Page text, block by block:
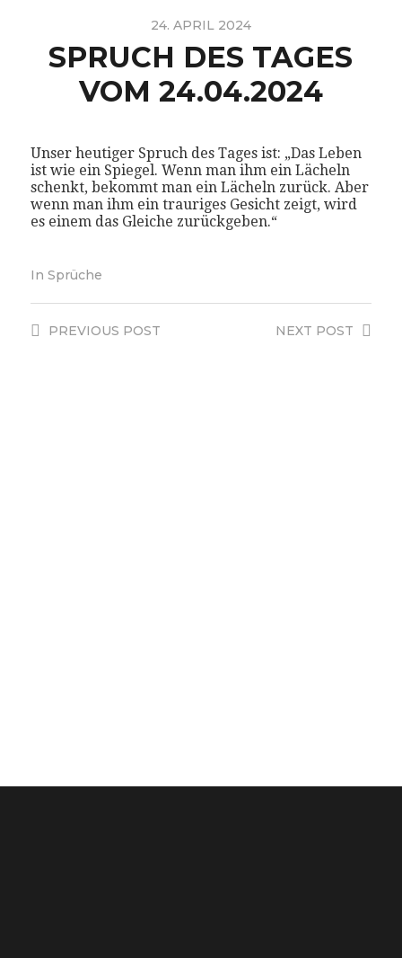
24. APRIL 2024
SPRUCH DES TAGES
VOM 24.04.2024
Unser heutiger Spruch des Tages ist: „Das Leben
ist wie ein Spiegel. Wenn man ihm ein Lächeln
schenkt, bekommt man ein Lächeln zurück. Aber
wenn man ihm ein trauriges Gesicht zeigt, wird
es einem das Gleiche zurückgeben.“
In Sprüche
NEXT POST
PREVIOUS POST